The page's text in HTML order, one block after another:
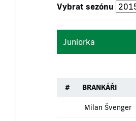
Vybrat sezónu
Juniorka
# BRANKÁŘI
Milan Švenger